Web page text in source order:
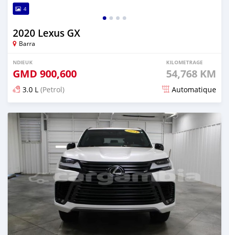
4
2020 Lexus GX
Barra
NDIEUK
GMD 900,600
KILOMETRAGE
54,768 KM
3.0 L (Petrol) Automatique
Dougal na niou ko depuis 9 months